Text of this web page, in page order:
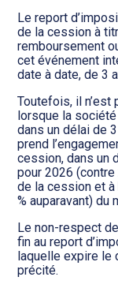
Le report
de la cession à
remboursement
cet événement
date à date, de 3
Toutefois, il n’est
lorsque la
dans un délai de
prend
cession, dans un
pour 2026
de la cession et à
% auparavant) du
Le non-respect
fin au report
laquelle expire le
précité.